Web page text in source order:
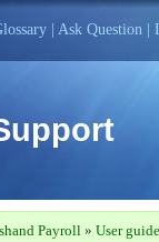
Ask Question
Payroll» User guide